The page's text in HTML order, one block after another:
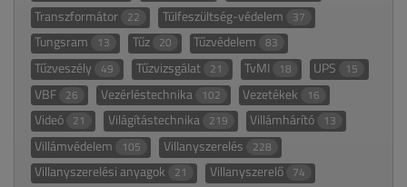
Transzformátor 22 Túlfeszültség-védelem 37
Tungsram 13 Tűz 20 Tűzvédelem 83
Tűzveszély 49 Tűzvizsgálat 21 TvMI 18 UPS 15
VBF 26 Vezérléstechnika 102 Vezetékek 16
Videó 21 Világítástechnika 219 Villámhárító 13
Villámvédelem 105 Villanyszerelés 228
Villanyszerelési anyagok 21 Villanyszerelő 74